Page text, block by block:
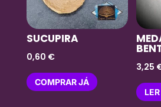
SUCUPIRA
0,60 €
COMPRAR JÁ
3,25